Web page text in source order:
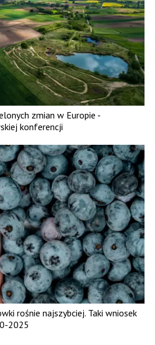
zmian w Europie -
konferencji
rośnie najszybciej. Taki wniosek
2025